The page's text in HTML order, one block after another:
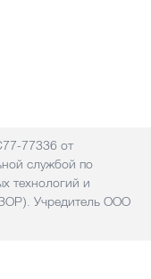
77336 от
службой по
технологий и
Учредитель ООО